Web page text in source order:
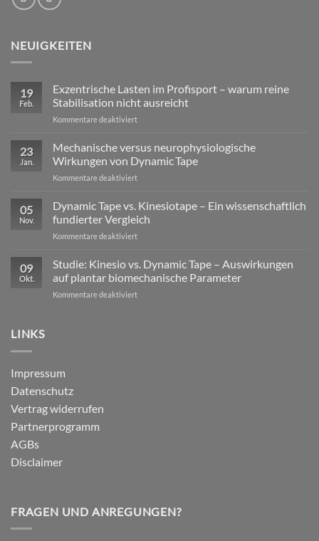
NEUIGKEITEN
19
Feb.
Exzentrische Lasten im Profisport – warum reine
Stabilisation nicht ausreicht
Kommentare deaktiviertfür
Profisport
–
reine
Stabilisation
ausreicht
23
Jan.
Mechanische versus neurophysiologische
Wirkungen von Dynamic Tape
Kommentare deaktiviertfür
versus
neurophysiologische
Wirkungen
von
05
Nov.
Dynamic Tape vs. Kinesiotape – Ein wissenschaftlich
fundierter Vergleich
Kommentare deaktiviertfür
Tape
Kinesiotape
–
09
Okt.
Studie: Kinesio vs. Dynamic Tape – Auswirkungen
auf plantar biomechanische Parameter
Kommentare deaktiviertfür
LINKS
Impressum
Datenschutz
Vertrag widerrufen
Partnerprogramm
AGBs
Disclaimer
FRAGEN UND ANREGUNGEN?